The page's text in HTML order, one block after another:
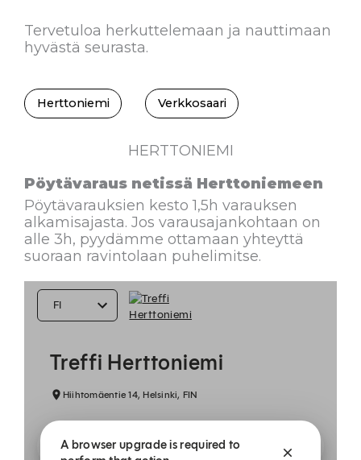
Tervetuloa herkuttelemaan ja nauttimaan
hyvästä seurasta.
Herttoniemi Verkkosaari
HERTTONIEMI
Pöytävaraus netissä Herttoniemeen
Pöytävarauksien kesto 1,5h varauksen
alkamisajasta. Jos varausajankohtaan on
alle 3h, pyydämme ottamaan yhteyttä
suoraan ravintolaan puhelimitse.